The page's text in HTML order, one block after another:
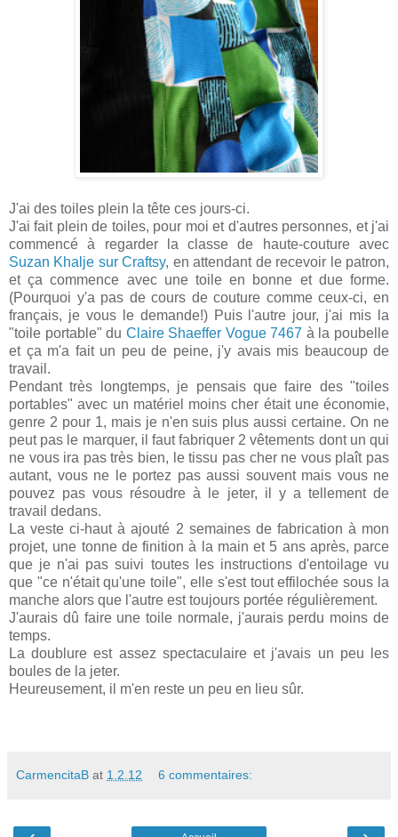
J'ai des toiles plein la tête ces jours-ci.
J'ai fait plein de toiles, pour moi et d'autres personnes, et j'ai
commencé à regarder la classe de haute-couture avec
Suzan Khalje sur Craftsy, en attendant de recevoir le patron,
et ça commence avec une toile en bonne et due forme.
(Pourquoi y'a pas de cours de couture comme ceux-ci, en
français, je vous le demande!) Puis l'autre jour, j'ai mis la
"toile portable" du Claire Shaeffer Vogue 7467 à la poubelle
et ça m'a fait un peu de peine, j'y avais mis beaucoup de
travail.
Pendant très longtemps, je pensais que faire des "toiles
portables" avec un matériel moins cher était une économie,
genre 2 pour 1, mais je n'en suis plus aussi certaine. On ne
peut pas le marquer, il faut fabriquer 2 vêtements dont un qui
ne vous ira pas très bien, le tissu pas cher ne vous plaît pas
autant, vous ne le portez pas aussi souvent mais vous ne
pouvez pas vous résoudre à le jeter, il y a tellement de
travail dedans.
La veste ci-haut à ajouté 2 semaines de fabrication à mon
projet, une tonne de finition à la main et 5 ans après, parce
que je n'ai pas suivi toutes les instructions d'entoilage vu
que "ce n'était qu'une toile", elle s'est tout effilochée sous la
manche alors que l'autre est toujours portée régulièrement.
J'aurais dû faire une toile normale, j'aurais perdu moins de
temps.
La doublure est assez spectaculaire et j'avais un peu les
boules de la jeter.
Heureusement, il m'en reste un peu en lieu sûr.
CarmencitaB at 1.2.12 6 commentaires: